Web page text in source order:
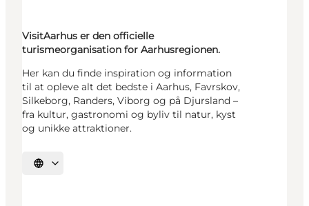
VisitAarhus er den officielle
turismeorganisation for Aarhusregionen.
Her kan du finde inspiration og information
til at opleve alt det bedste i Aarhus, Favrskov,
Silkeborg, Randers, Viborg og på Djursland –
fra kultur, gastronomi og byliv til natur, kyst
og unikke attraktioner.
Vælg sprog